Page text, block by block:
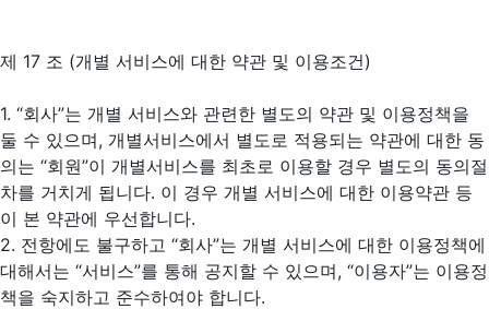
제 17 조 (개별 서비스에 대한 약관 및 이용조건)
1. “회사”는 개별 서비스와 관련한 별도의 약관 및 이용정책을
둘 수 있으며, 개별서비스에서 별도로 적용되는 약관에 대한 동
의는 “회원”이 개별서비스를 최초로 이용할 경우 별도의 동의절
차를 거치게 됩니다. 이 경우 개별 서비스에 대한 이용약관 등
이 본 약관에 우선합니다.
2. 전항에도 불구하고 “회사”는 개별 서비스에 대한 이용정책에
대해서는 “서비스”를 통해 공지할 수 있으며, “이용자”는 이용정
책을 숙지하고 준수하여야 합니다.